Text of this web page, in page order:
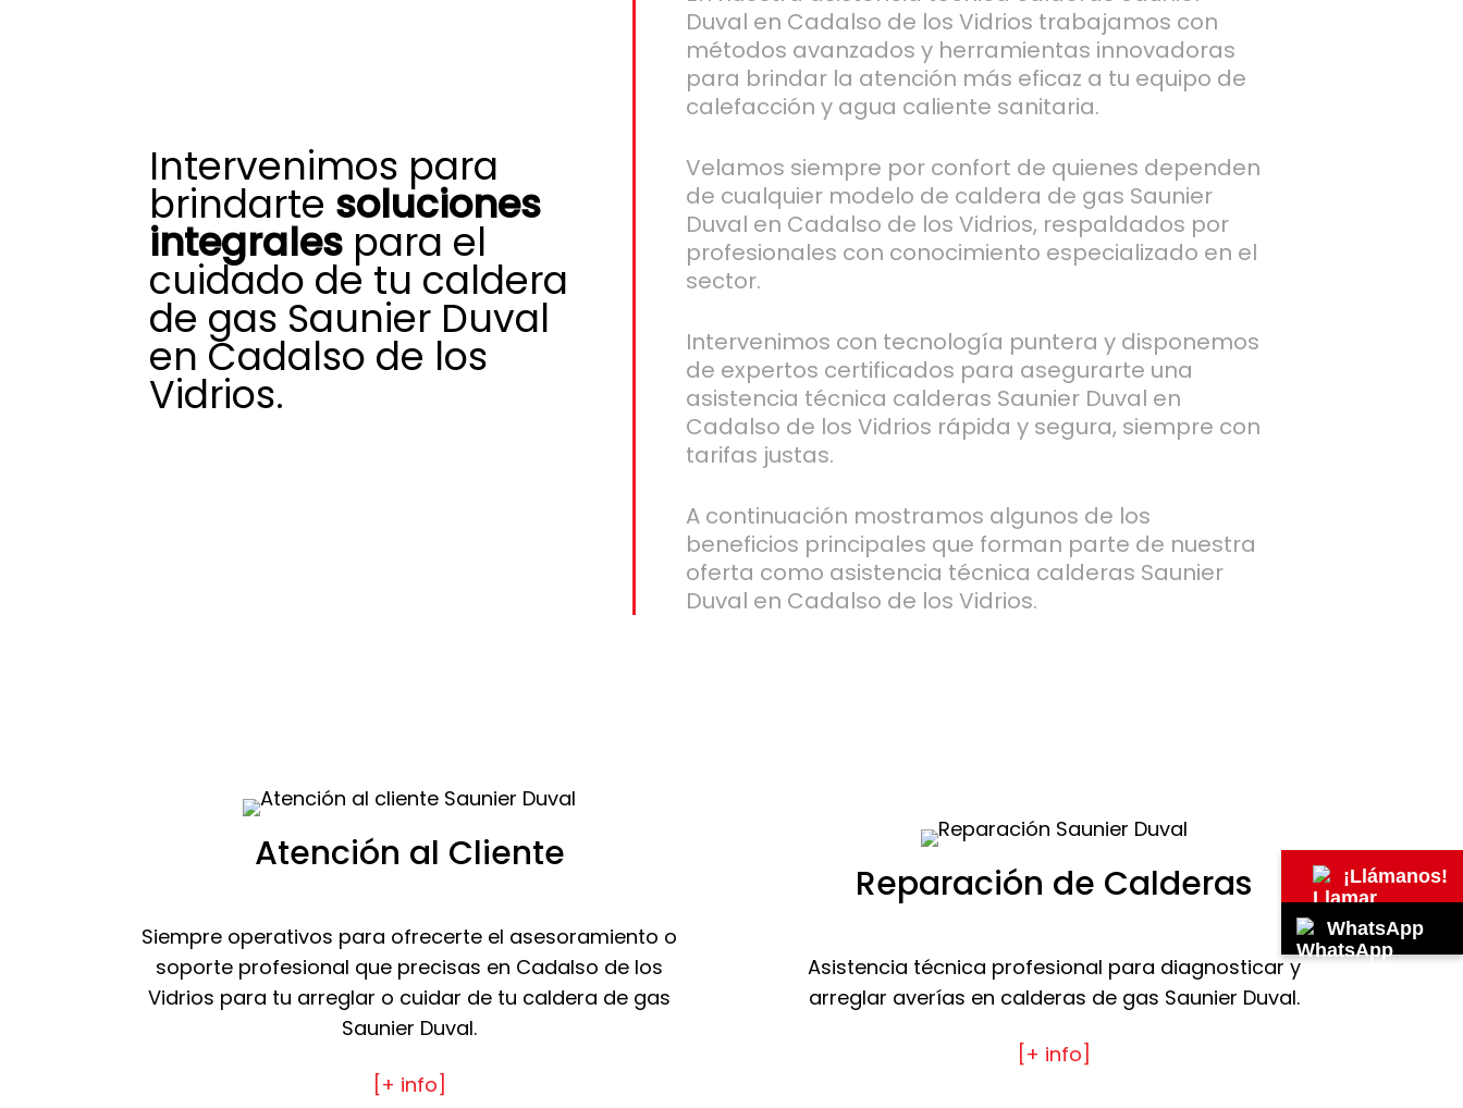
Intervenimos para
brindarte soluciones
integralespara el
cuidado de tu caldera
de gas Saunier Duval
en Cadalso de los
Vidrios.
Duval en Cadalso de los Vidrios trabajamos con
métodos avanzados y herramientas innovadoras
para brindar la atención más eficaz a tu equipo de
calefacción y agua caliente sanitaria.
Velamos siempre por confort de quienes dependen
de cualquier modelo de caldera de gas Saunier
Duval en Cadalso de los Vidrios, respaldados por
profesionales con conocimiento especializado en el
sector.
Intervenimos con tecnología puntera y disponemos
de expertos certificados para asegurarte una
asistencia técnica calderas Saunier Duval en
Cadalso de los Vidrios rápida y segura, siempre con
tarifas justas.
A continuación mostramos algunos de los
beneficios principales que forman parte de nuestra
oferta como asistencia técnica calderas Saunier
Duval en Cadalso de los Vidrios.
Atención al Cliente
Siempre operativos para ofrecerte el asesoramiento o
soporte profesional que precisas en Cadalso de los
Vidrios para tu arreglar o cuidar de tu caldera de gas
Saunier Duval.
[+ info]
Reparación de Calderas
Asistencia técnica profesional para diagnosticar y
arreglar averías en calderas de gas Saunier Duval.
[+ info]
¡Llámanos!
WhatsApp